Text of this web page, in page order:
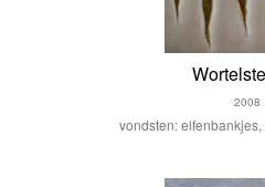
2008
vondsten: